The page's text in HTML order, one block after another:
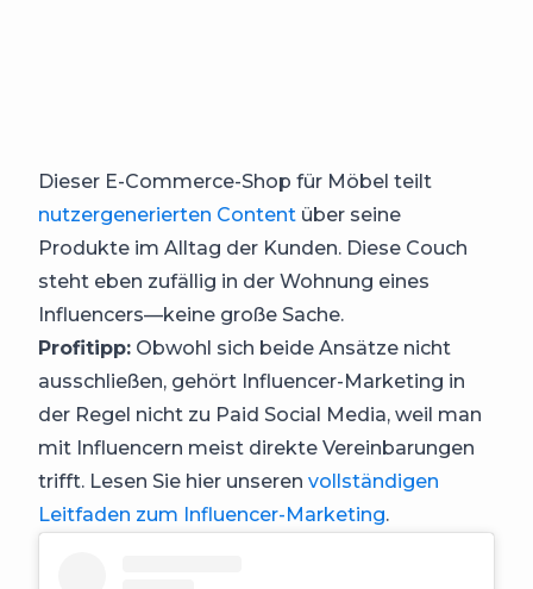
Dieser E-Commerce-Shop für Möbel teilt
nutzergenerierten Content über seine
Produkte im Alltag der Kunden. Diese Couch
steht eben zufällig in der Wohnung eines
Influencers—keine große Sache.
Profitipp: Obwohl sich beide Ansätze nicht
ausschließen, gehört Influencer-Marketing in
der Regel nicht zu Paid Social Media, weil man
mit Influencern meist direkte Vereinbarungen
trifft. Lesen Sie hier unseren vollständigen
Leitfaden zum Influencer-Marketing.